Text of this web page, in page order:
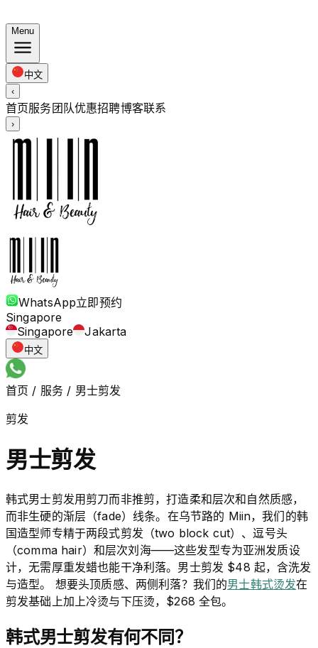
Menu
中文
‹
首页服务团队优惠招聘博客联系
›
WhatsApp立即预约
Singapore
Singapore
Jakarta
中文
首页 / 服务 / 男士剪发
剪发
男士剪发
韩式男士剪发用剪刀而非推剪，打造柔和层次和自然质感，
而非生硬的渐层（fade）线条。在乌节路的 Miin，我们的韩
国造型师专精于两段式剪发（two block cut）、逗号头
（comma hair）和层次刘海——这些发型专为亚洲发质设
计，无需厚重发蜡也能干净利落。男士剪发 $48 起，含洗发
与造型。 想要头顶质感、两侧利落？我们的男士韩式烫发在
剪发基础上加上冷烫与下压烫，$268 全包。
韩式男士剪发有何不同？